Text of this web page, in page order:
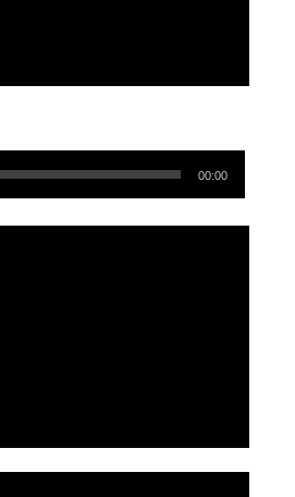
00:00